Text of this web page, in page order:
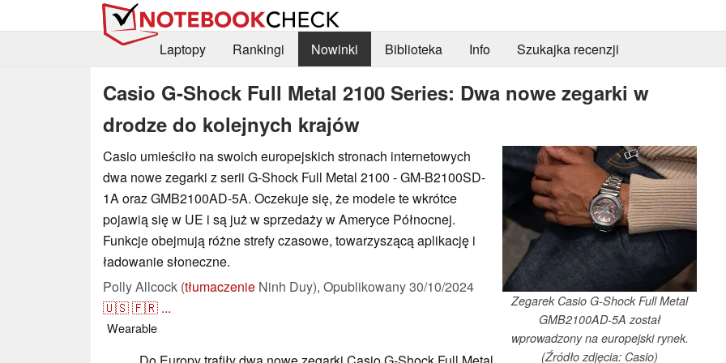
Laptopy Rankingi Nowinki Biblioteka Info Szukajka recenzji
Casio G-Shock Full Metal 2100 Series: Dwa nowe zegarki w
drodze do kolejnych krajów
Zegarek Casio G-Shock Full Metal
GMB2100AD-5A został
wprowadzony na europejski rynek.
(Źródło zdjęcia: Casio)
Casio umieściło na swoich europejskich stronach internetowych
dwa nowe zegarki z serii G-Shock Full Metal 2100 - GM-B2100SD-
1A oraz GMB2100AD-5A. Oczekuje się, że modele te wkrótce
pojawią się w UE i są już w sprzedaży w Ameryce Północnej.
Funkcje obejmują różne strefy czasowe, towarzyszącą aplikację i
ładowanie słoneczne.
Polly Allcock (tłumaczenie Ninh Duy), Opublikowany30/10/2024
🇺🇸🇫🇷 ...
Wearable